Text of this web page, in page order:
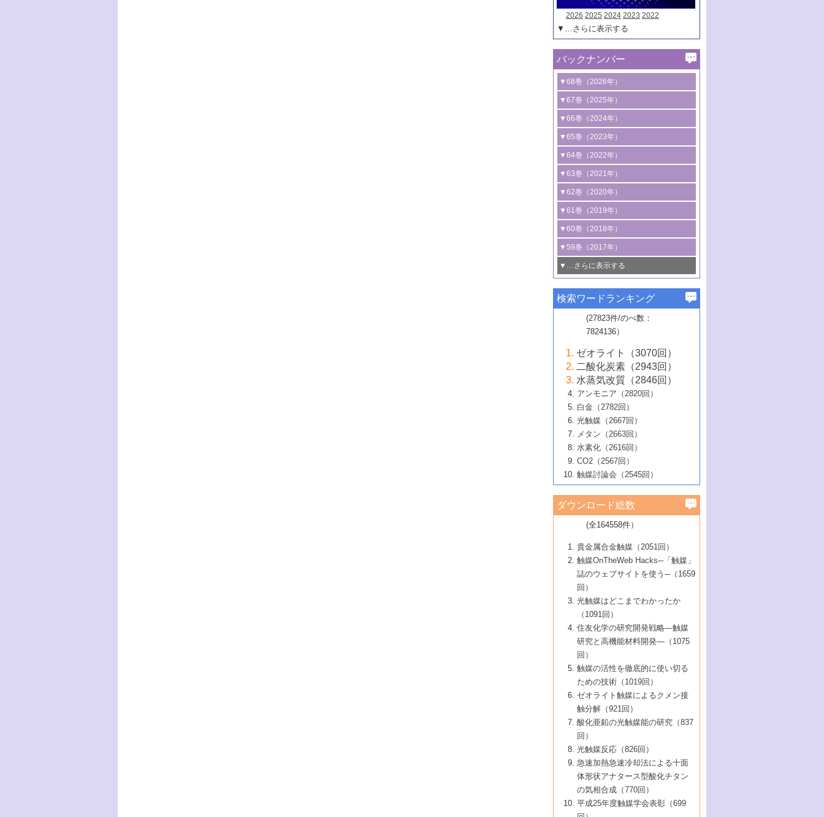
2026 2025 2024 2023 2022
▼…さらに表示する
バックナンバー
▼68巻（2026年）
1号 過酸化水素合成に関する研究動向
2号 コンピューター技術により加速する
触媒開発
3号 有機分子変換やCO 資源化のための
光触媒に関する最近の研究
B号 第137回触媒討論会（2026年）
▼67巻（2025年）
1号 CO
水素化によるグリーン燃料/グリ
ーンケミカル製造
2号 水素製造のための水分解技術に関す
る最近の研究
3号 オレフィン系樹脂の精密合成に関す
る最新技術
4号 アルコール類の効率的変換を実現す
る非貴金属触媒の研究動向
5号 ゼオライトの合成と応用における研
究動向
6号 ヘテロ接合界面
B号 第135回触媒討論会（2025年）
▼66巻（2024年）
1号 低次元ナノ構造を有する触媒材料
2号 規制反応場を活用した固体触媒研究
の新展開
3号 未踏分子変換を目指した酸化触媒プ
ロセスの最前線
4号 シンクロトロン放射光および中性子
線を利用した触媒解析技術の最先端
5号 単原子触媒
6号 参照触媒委員会からのお知らせ
B号 第133回触媒討論会（2023年）
▼65巻（2023年）
1号 炭素が関わる触媒機能
2号 プラスチックケミカルリサイクルの
ための触媒技術
3号 非酸化物系金属化合物を基盤とした
触媒材料の開発
4号 格子酸素・格子酸素欠陥を利用した
触媒反応
5号 生体触媒によるエネルギー変換反応
6号 窒素とリンの循環のための触媒・機
能性材料
▼64巻（2022年）
1号 合成ガス製造とCOを用いるケミカル
ズ合成の最新動向
2号 化学品合成のための合金触媒開発
3号 CO の排出削減および有効活用のた
めの触媒技術
4号 若手による情報発信企画～とびたて
若き触媒の研究者たち～（1）
若き触媒の研究者たち～（2）
6号 石油のノーブル・ユースを志向した
触媒技術
大学：オンライン・対面開催）
▼63巻（2021年）
1号 金触媒の新展開
2号 ペロブスカイト
3号 特殊反応場を利用した触媒的分子変
換反応
4号 多孔質材料を用いた触媒の新展開
5号 情報学的手法を用いた触媒開発
6号 カーボンニュートラルに向けた電解
技術
B号 第127回触媒討論会（2021年・オン
ライン開催(Zoom)のみ）
▼62巻（2020年）
1号 触媒設計を拓く欠陥構造のキャラク
タリゼーション
2号 機能化学品製造に資するクリーンな
触媒的酸化反応
3号 水処理のための触媒化学
4号 光触媒を用いた水分解の最新の研究
動向
5号 次世代の触媒プロセスを支えるマイ
6号 メタン転換技術の最新動向
B号 第125回触媒討論会（2020年・工学
院大学）
▼61巻（2019年）
1号 物質移動制御に着目した触媒プロセ
ス開発
2号 CO2 フリー水素サプライチェーンに
関わる触媒開発動向
3号 精密高分子合成に関する最近の研究
動向
4号 バイオマス化成品製造のための触媒
5号 固体触媒による含窒素有機化合物変
換の最前線
6号 貴金属使用量低減に向けた自動車排
ガス浄化触媒の開発
B号 第123回触媒討論会（2019年・大阪
▼60巻（2018年）
1号 固体酸触媒の最新の研究動向
2号 二酸化炭素からの有用化学品合成
3号 ナノ粒子・クラスター触媒の最前線
4号 60周年記念企画
5号 進化するゼオライト合成技術
6号 非貴金属系触媒における電気化学的
B号 第121回触媒討論会（2018年・東京
大学）
▼59巻（2017年）
1号 いたるところに，触媒
最先端技術
3号 無機分離膜材料の開発と触媒反応プ
ロセスへの適用
5号 水素のふるまいを解き明かす最先端
研究
6号 低級アルカンの有効利用のための触
媒技術
B号 第119回触媒討論会（2017年・首都
大学東京）
▼…さらに表示する
1号 ユニークな構造の高分子を生み出す触
2号 リグニンからの化成品製造に向けた触
媒技術
3号 触媒研究の最先端～とびたて若き研究
者たち～（1）
4号 触媒研究の最先端～とびたて若き研究
者たち～（2）
5号 触媒研究の最先端～とびたて若き研究
者たち～（3）
6号 イオニクス材料と燃料電池・電解合成
の最新の研究動向
B号 第117回触媒討論会（2016年・大阪府
立大学）
▼57巻（2015年）
1号 水素キャリアにかかわる触媒技術の新
2号 石油精製用触媒の最近の進展
3号 固体酸化物形燃料電池（SOFC）におけ
るアノード触媒上での燃料直接改質技術
4号 コアシェル構造の制御による触媒機能
5号 工業触媒およびその周辺技術の最近の
進歩
6号 ナノシート
B号 第115回触媒討論会（2015年・成蹊大
▼56巻（2014年）
2号 光触媒反応機構に関する最新の研究動
向
開発動向
4号 人工光合成に向けた近年のアプローチ
5号 未利用熱エネルギーの有効活用に貢献
する触媒技術
6号 ポリオキソメタレート
B号 第113回触媒討論会（2014年・ロワジ
ールホテル豊橋）
1号 高耐久性燃料電池システム用触媒にお
ける新展開
2号 リビングラジカル重合の最近の動向
3号 天然ガスの化学工業的展開に関する触
媒技術
4号 貴金属触媒の精密構造制御とその活用
5号 バイオマス化成品製造のための固体触
6号 ナノ空間─吸着状態解析から新機能開拓
B号 第111回触媒討論会（2013年・関西大
▼54巻（2012年）
1号 規則性多孔体の利用技術における最近
の進歩
2号 第109回触媒討論会
3号 貴金属低減技術の最新動向
4号 貴金属代替技術の最新動向
5号 光触媒による物質変換反応の新展開
6号 グラフェン
7号 水素を利用する化成品合成の新潮流
▼53巻（2011年）
1号 金属学から見る合金触媒の新展開
2号 第107回触媒討論会
3号 触媒のその場観察法の進歩（１）
4号 触媒のその場観察法の進歩（２）
5号 不活性結合の触媒的活性化による有機
合成
6号 新しい固体酸触媒技術
7号 ゼオライト合成における最近の進歩
▼52巻（2010年）
1号 触媒の劣化対策と長寿命触媒開発
2号 第105回触媒討論会
3号 ナノ構造が拓く新機能
4号 活性サイトおよびその環境の精密な設
計による触媒の高機能化
5号 触媒を有効に使うための技術
7号 有機分子触媒による精密有機合成
8号 高機能化ポリオレフィンに向けた重合
触媒の最近の進展
1号 炭素材料－熱い注目を集める材料－
2号 第103回触媒討論会
3号 環境浄化用光触媒の現状と課題
4号 水素社会の実現に向けた水素製造・貯
蔵技術の進歩
5号 CO2が関わる触媒・材料
7号 持続可能社会実現のための触媒および
触媒関連技術
▼50巻（2008年）
1号 触媒化学と学会のこの10年，半世紀，
そして未来
2号 第101回触媒討論会
4号 錯体を利用したユニークな表面構造の
構築と機能
5号 若手会員による触媒研究の未来展望1：
企業編
6号 第102回触媒討論会
7号 触媒・化学反応における計算化学の進
8号 若手研究者による触媒研究の未来展望
2：大学・研究所編
▼49巻（2007年）
1号 含フッ素化合物の合成と触媒
2号 第99回触媒討論会
3号 実用的ファインケミカル合成プロセス
を実現する触媒
5号 こんな物質，あんな物質―新たな触媒
の可能性―
7号 『結晶の化学』を活かした触媒研究
8号 イオン液体の応用
▼48巻（2006年）
1号 固体酸触媒の最近の進歩
2号 第97回触媒討論会
3号 リビング重合触媒の最近の展開
5号 水素製造・貯蔵のための触媒技術の新
しい展開
6号 第98回触媒討論会
7号 基礎化学品製造の触媒技術
8号 多機能型リアクター
1号 最近の触媒担体とその効果
2号 第95回触媒討論会
4号 水分解用光触媒材料
5号 時間分解分光の進歩と応用
6号 第96回触媒討論会
8号 超臨界流体を用いた化学プロセスの新
▼46巻（2004年）
1号 部分酸化反応触媒の最前線
2号 第93回触媒討論会
3号 特殊エネルギー場の触媒反応
4号 生体内における金属の触媒作用
5号 ファインケミカルズの展開に寄与する
6号 第94回触媒討論会
7号 サブナノレベルでみた新しい表面現象
8号 オレフィン重合触媒の新たな展
▼45巻（2003年）
1号 なぜこの触媒が良いのか？
2号 第91回触媒討論会
3号 最近の自動車排ガス処理技術
4号 触媒研究の現状と将来─第90回触媒討論
5号 基礎化学品製造の触媒技術
6号 第92回触媒討論会
7号 基礎化学品製造の触媒技術
8号 資源の循環と触媒技術
▼44巻（2002年）
1号 高次制御された触媒の化学
2号 第89回触媒討論会
3号 触媒を利用した電気化学の新展開
4号 ナノ材料の調製と機能化
5号 こんな触媒が欲しい
6号 第90回触媒討論会
7号 触媒研究と学術雑誌/情報
8号 若い世代からみた触媒化学の現状と未
▼43巻（2001年）
1号 グリーンケミストリーと触媒
2号 第87回触媒討論会特集号
3号 生体触媒とバイオプロセス
4号 水素製造・利用の触媒化学
5号 触媒研究における新しい切り口：コン
ビナトリアルケミストリー
6号 第88回触媒討論会特集号
7号 企業における触媒研究のブレークスル
8号 この材料を触媒として使ってみません
▼42巻（2000年）
1号 触媒反応工学の明日を拓く
2号 第85回触媒討論会
3号 反応ダイナミクス
5号 触媒のおもしろさをどのように伝える
6号 第86回触媒討論会
7号 水素化精製触媒の新しい展開
8号 新しい反応性と機能性を目指した金属
クラスタ-化学
▼41巻（1999年）
1号 孔、穴、あな?-特異な空間とその利用-
2号 第83回触媒討論会
3号 均一系触媒反応最前線
4号 実用炭素材料の新展開
5号 研究の方法論を考える
7号 機能性金属材料と触媒
8号 触媒研究へのNMRの応用と展望
▼40巻（1998年）
進展と21世紀への提言/創立40周年記念・触
媒学会この10年の歩みとこれから/創立40周
2号 第81回触媒討論会
3号 計算機触媒化学へのさそい
4号 触媒劣化の制御と予測
5号 最新の実用プロセスと触媒
6号 第82回触媒討論会
7号 ナノ構造体の化学
8号 あの反応は今
1号 均一系と不均一系触媒反応-その特徴と
接点
2号 第79回触媒討論会
3号 最新NO除去触媒の実用化研究
4号 新しい反応場を目指した触媒調製
5号 反応・分離技術の新しい展開
6号 第80回触媒討論会
8号 AFMでみる世界
▼38巻（1996年）
1号 触媒の構造と触媒作用/C1化学を中心と
する21世紀への触媒
3号 オリンピックメダル:金・銀・銅はどん
な触媒作用を示すか
4号 触媒作用における機能の複合化
5号 未来を拓け！若手研究者
6号 第78回触媒討論会
7号 ダイナミックな領域への触媒研究の展
開/C1化学を中心とする21世紀への触媒
▼37巻（1995年）
1号 ファインケミカルズと固体触媒
2号 第75回触媒討論会
3号 希土類を利用した触媒
4号 触媒とリサイクル
5号 エネルギー変換触媒
6号 第76回触媒討論会
7号 表面吸着相の新しい展開
8号 マイクロポーラス・クリスタル触媒の
▼36巻（1994年）
1号 電気化学と触媒
2号 第73回触媒討論会
3号 C4化学の展開
4号 《通常号》
5号 《通常号》
6号 第74回触媒討論会
▼35巻（1993年）
1号 工業触媒開発マニュアル―探索から工
業化まで
2号 第71回触媒討論会
3号 研究開発のうらおもて―着想と展開
4号 触媒劣化と寿命の予測
5号 環境に優しい触媒
▼34巻（1992年）
1号 インパクトを与えたこの研究
2号 第69回触媒討論会
3号 ケミカルズ合成触媒―新しい展開と応
▼33巻（1991年）
1号 触媒プロセス開発マニュアル―探索か
ら工業化まで，知っておきたいこと PartII
2号 第67回触媒討論会
▼32巻（1990年）
1号 21世紀に向けて触媒研究の飛躍をめざ
す―触媒化学の裾野を広げよう
2号 第65回触媒討論会
▼31巻（1989年）
1号 情報科学と反応設計・材料設計
▼30巻（1988年）
検索ワードランキング
(27823件/のべ数：
7824136）
ゼオライト（3070回）
二酸化炭素（2943回）
水蒸気改質（2846回）
アンモニア（2820回）
白金（2782回）
光触媒（2667回）
メタン（2663回）
水素化（2616回）
CO2（2567回）
触媒討論会（2545回）
ダウンロード総数
(全164558件）
貴金属合金触媒（2051回）
触媒OnTheWeb Hacks─「触媒」
誌のウェブサイトを使う─（1659
回）
光触媒はどこまでわかったか
（1091回）
住友化学の研究開発戦略―触媒
研究と高機能材料開発―（1075
回）
触媒の活性を徹底的に使い切る
ための技術（1019回）
ゼオライト触媒によるクメン接
触分解（921回）
酸化亜鉛の光触媒能の研究（837
回）
光触媒反応（826回）
急速加熱急速冷却法による十面
体形状アナタース型酸化チタン
の気相合成（770回）
平成25年度触媒学会表彰（699